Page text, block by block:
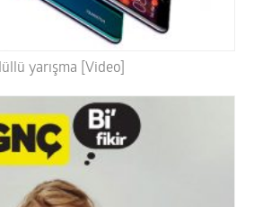
yarışma [Video]